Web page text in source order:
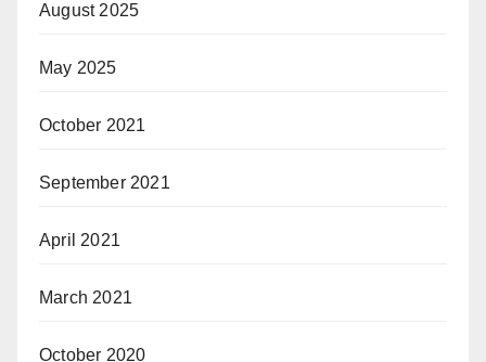
August 2025
May 2025
October 2021
September 2021
April 2021
March 2021
October 2020